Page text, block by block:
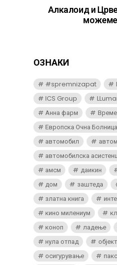
Алкалоид и
ОЗНАКИ
#spremnizapat
ICS Group
Анна фарм
Европска Очна Болница
автомобил
автомобилска
амсм
даикин
дом
заштеда
златна книга
кино милениум
коноп
ладење
нула отпад
објект
осигурување